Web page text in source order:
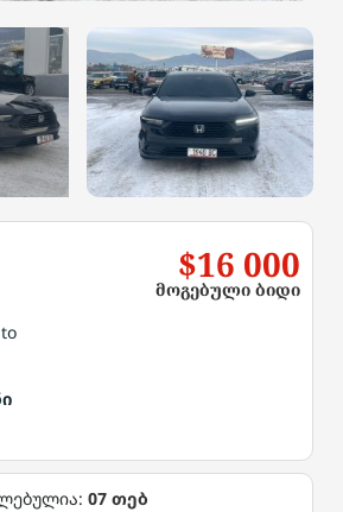
$16 000
მოგებული ბიდი
07 თებ